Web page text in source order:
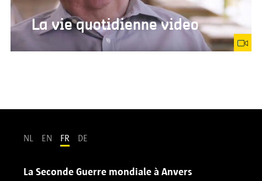
La vie quotidienne video
NL EN FR DE
La Seconde Guerre mondiale à Anvers